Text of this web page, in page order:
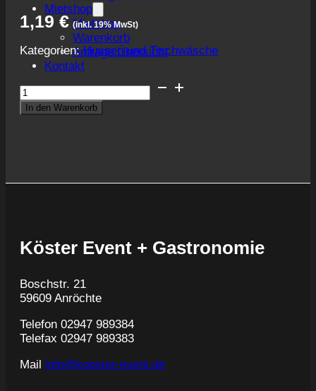
Mietshop
Mietshop
Warenkorb
Anfrage Übersicht
Kontakt
1,19 € (inkl. 19% MwSt)
Kategorien:Hussen und Tischwäsche
Stoffserviette
Menge
In den Warenkorb
Köster Event + Gastronomie
Boschstr. 21
59609 Anröchte
Telefon 02947 989384
Telefax 02947 989383
Mail info@koester-event.de